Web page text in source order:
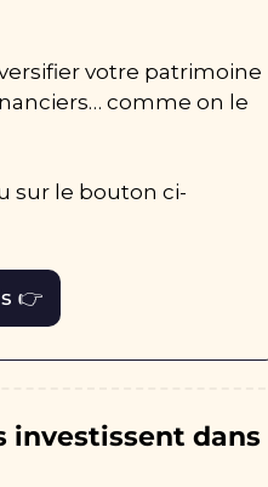
votre patrimoine
comme on le
sur le bouton ci-
👉
investissent dans